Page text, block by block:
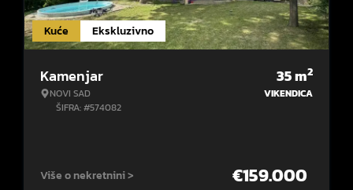
Kuće Ekskluzivno
Kamenjar
NOVI SAD
ŠIFRA: #574082
35m2
VIKENDICA
Više o nekretnini > €159.000